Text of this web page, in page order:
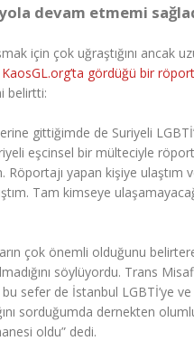
devam etmemi
için çok uğraştığını ancak
KaosGL.org’ta gördüğü bir
belirtti:
gittiğimde de Suriyeli
eşcinsel bir mülteciyle
yapan kişiye ulaştım
Tam kimseye
çok önemli olduğunu
söylüyordu. Trans
sefer de İstanbul LGBTİ’ye
sorduğumda dernekten
oldu” dedi.